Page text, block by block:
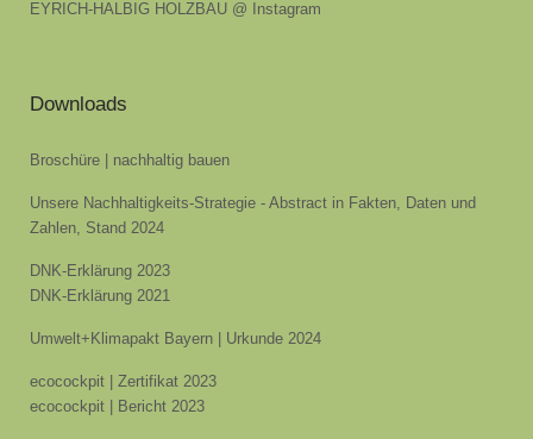
EYRICH-HALBIG HOLZBAU @ Instagram
Downloads
Broschüre | nachhaltig bauen
Unsere Nachhaltigkeits-Strategie - Abstract in Fakten, Daten und
Zahlen, Stand 2024
DNK-Erklärung 2023
DNK-Erklärung 2021
Umwelt+Klimapakt Bayern | Urkunde 2024
ecocockpit | Zertifikat 2023
ecocockpit | Bericht 2023